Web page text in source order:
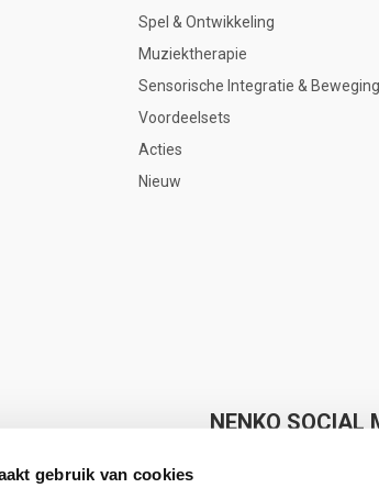
gebruik van cookies
Spel & Ontwikkeling
Muziektherapie
Sensorische Integratie & Beweging
Voordeelsets
Acties
Nieuw
NENKO SOCIAL